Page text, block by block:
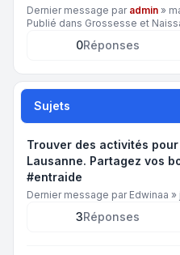
Dernier message par admin »
Publié dans Grossesse et
0Réponses
Sujets
Trouver des activités
Lausanne. Partagez vos
#entraide
Dernier message par Edwinaa »
3Réponses